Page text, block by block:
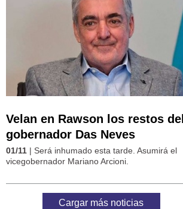
Velan en Rawson los restos
gobernador Das Neves
01/11 | Será inhumado esta tarde. Asumirá el
vicegobernador Mariano Arcioni.
Cargar más noticias